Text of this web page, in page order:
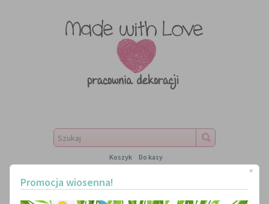
Koszyk Do kasy
×
Promocja wiosenna!